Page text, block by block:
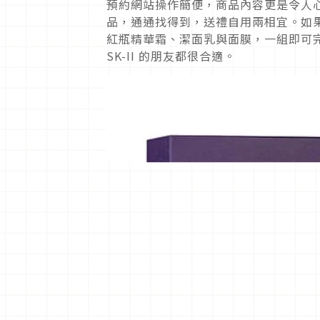
預約網站操作簡便，商品內容更是令
品，通通找得到，送禮自用兩相宜。
紅瓶精華霜、潔面乳與面膜，一組即
SK-II 的朋友都很合適。